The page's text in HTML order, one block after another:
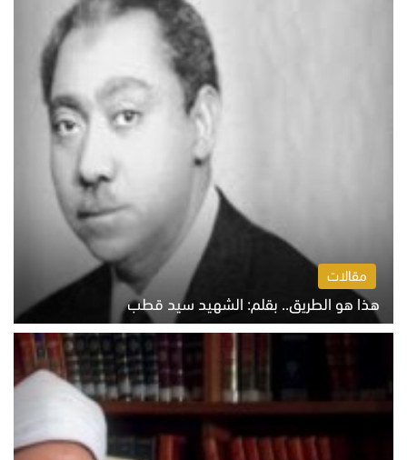
مقالات
هذا هو الطريق.. بقلم: الشهيد سيد قطب
الخميس 6 أغسطس 2026 10:52 ص